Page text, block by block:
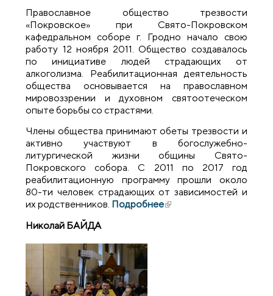
Православное общество трезвости
«Покровское» при Свято-Покровском
кафедральном соборе г. Гродно начало свою
работу 12 ноября 2011. Общество создавалось
по инициативе людей страдающих от
алкоголизма. Реабилитационная деятельность
общества основывается на православном
мировоззрении и духовном святоотеческом
опыте борьбы со страстями.
Члены общества принимают обеты трезвости и
активно участвуют в богослужебно-
литургической жизни общины Свято-
Покровского собора. С 2011 по 2017 год
реабилитационную программу прошли около
80-ти человек страдающих от зависимостей и
их родственников. Подробнее(внешняя ссылка)
Николай БАЙДА